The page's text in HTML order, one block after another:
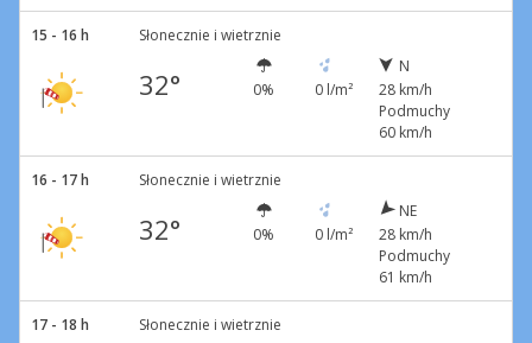
15 - 16 h Słonecznie i wietrznie
32° 0% 0 l/m²
N
28 km/h
Podmuchy
60 km/h
16 - 17 h Słonecznie i wietrznie
32° 0% 0 l/m²
NE
28 km/h
Podmuchy
61 km/h
17 - 18 h Słonecznie i wietrznie